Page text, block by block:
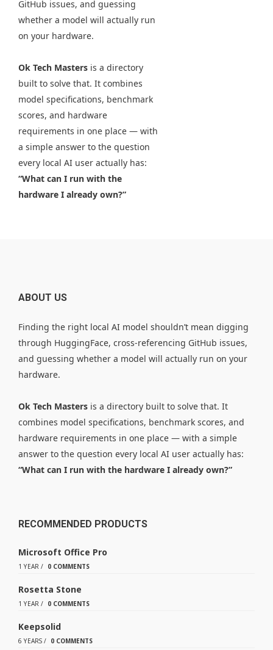
GitHub issues, and guessing
whether a model will actually run
on your hardware.
Ok Tech Masters is a directory
built to solve that. It combines
model specifications, benchmark
scores, and hardware
requirements in one place — with
a simple answer to the question
every local AI user actually has:
“What can I run with the
hardware I already own?”
ABOUT US
Finding the right local AI model shouldn’t mean digging
through HuggingFace, cross-referencing GitHub issues,
and guessing whether a model will actually run on your
hardware.
Ok Tech Masters is a directory built to solve that. It
combines model specifications, benchmark scores, and
hardware requirements in one place — with a simple
answer to the question every local AI user actually has:
“What can I run with the hardware I already own?”
RECOMMENDED PRODUCTS
Microsoft Office Pro
1 YEAR / 0 COMMENTS
Rosetta Stone
1 YEAR / 0 COMMENTS
Keepsolid
6 YEARS / 0 COMMENTS